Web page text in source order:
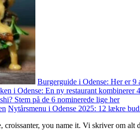
Burgerguide i Odense: Her er 9
i Odense: En ny restaurant kombinerer
Stem på de 6 nominerede lige her
Nytårsmenu i Odense 2025: 12 lækre
you name it. Vi skriver om